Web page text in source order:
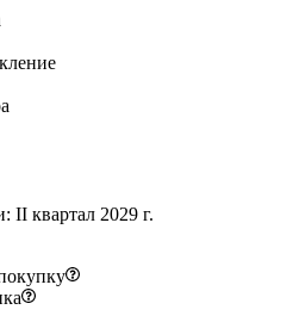
II квартал 2029 г.